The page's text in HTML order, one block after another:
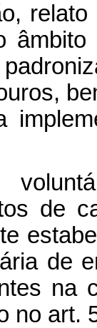
de
de
na
no art.